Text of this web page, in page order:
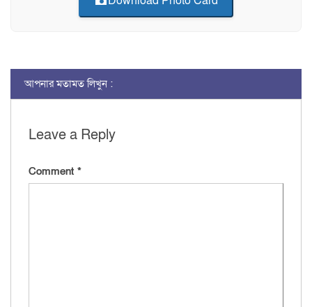
আপনার মতামত লিখুন :
Leave a Reply
Comment *